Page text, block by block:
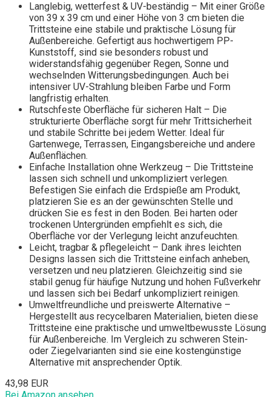
Langlebig, wetterfest & UV-beständig – Mit einer Größe
von 39 x 39 cm und einer Höhe von 3 cm bieten die
Trittsteine eine stabile und praktische Lösung für
Außenbereiche. Gefertigt aus hochwertigem PP-
Kunststoff, sind sie besonders robust und
widerstandsfähig gegenüber Regen, Sonne und
wechselnden Witterungsbedingungen. Auch bei
intensiver UV-Strahlung bleiben Farbe und Form
langfristig erhalten.
Rutschfeste Oberfläche für sicheren Halt – Die
strukturierte Oberfläche sorgt für mehr Trittsicherheit
und stabile Schritte bei jedem Wetter. Ideal für
Gartenwege, Terrassen, Eingangsbereiche und andere
Außenflächen.
Einfache Installation ohne Werkzeug – Die Trittsteine
lassen sich schnell und unkompliziert verlegen.
Befestigen Sie einfach die Erdspieße am Produkt,
platzieren Sie es an der gewünschten Stelle und
drücken Sie es fest in den Boden. Bei harten oder
trockenen Untergründen empfiehlt es sich, die
Oberfläche vor der Verlegung leicht anzufeuchten.
Leicht, tragbar & pflegeleicht – Dank ihres leichten
Designs lassen sich die Trittsteine einfach anheben,
versetzen und neu platzieren. Gleichzeitig sind sie
stabil genug für häufige Nutzung und hohen Fußverkehr
und lassen sich bei Bedarf unkompliziert reinigen.
Umweltfreundliche und preiswerte Alternative –
Hergestellt aus recycelbaren Materialien, bieten diese
Trittsteine eine praktische und umweltbewusste Lösung
für Außenbereiche. Im Vergleich zu schweren Stein-
oder Ziegelvarianten sind sie eine kostengünstige
Alternative mit ansprechender Optik.
43,98 EUR